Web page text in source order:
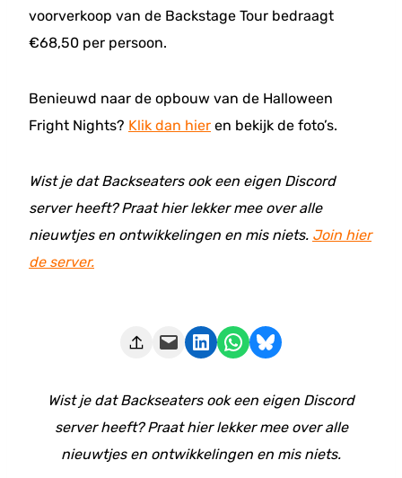
voorverkoop van de Backstage Tour bedraagt
€68,50 per persoon.
Benieuwd naar de opbouw van de Halloween
Fright Nights? Klik dan hier en bekijk de foto’s.
Wist je dat Backseaters ook een eigen Discord
server heeft? Praat hier lekker mee over alle
nieuwtjes en ontwikkelingen en mis niets. Join hier
de server.
Deze pagina e-mailen Delen op LinkedIn Delen via WhatsApp Share on Bluesky
Wist je dat Backseaters ook een eigen Discord
server heeft? Praat hier lekker mee over alle
nieuwtjes en ontwikkelingen en mis niets.